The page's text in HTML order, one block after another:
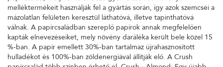
melléktermékeit használják fel a gyártás során, így azok szemcséi a
mázolatlan felületen keresztül láthatóvá, illetve tapinthatóvá
válnak. A papírcsaládban szereplő papírok annak megfelelően
kapták elnevezéseiket, mely növény daráléka került bele közel 15
%-ban. A papír emellett 30%-ban tartalmaz újrahasznosított
hulladékot és 100%-ban zöldenergiával állítják elő. A Crush